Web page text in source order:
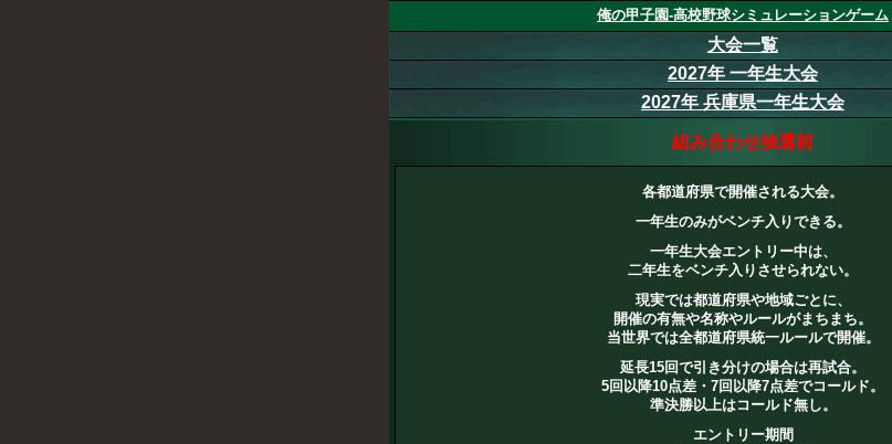
俺の甲子園-高校野球シミュレーションゲーム
大会一覧
2027年 一年生大会
2027年 兵庫県一年生大会
組み合わせ抽選前
各都道府県で開催される大会。
一年生のみがベンチ入りできる。
一年生大会エントリー中は、
二年生をベンチ入りさせられない。
現実では都道府県や地域ごとに、
開催の有無や名称やルールがまちまち。
当世界では全都道府県統一ルールで開催。
延長15回で引き分けの場合は再試合。
5回以降10点差・7回以降7点差でコールド。
準決勝以上はコールド無し。
エントリー期間